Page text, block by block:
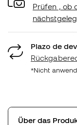
Prüfen , ob
Plazo de
*Nicht
Über das